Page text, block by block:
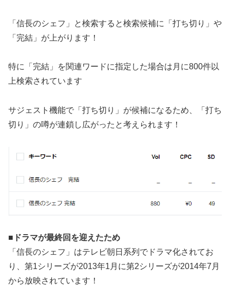
「信長のシェフ」と検索すると検索候補に「打ち切り」や
「完結」が上がります！
特に「完結」を関連ワードに指定した場合は月に800件以
上検索されています
サジェスト機能で「打ち切り」が候補になるため、「打ち
切り」の噂が連鎖し広がったと考えられます！
■ドラマが最終回を迎えたため
「信長のシェフ」はテレビ朝日系列でドラマ化されてお
り、第1シリーズが2013年1月に第2シリーズが2014年7月
から放映されています！